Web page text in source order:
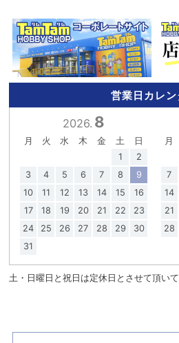
営業日カレン
2026. 8
月 火 水 木 金 土
日
1
2
3
4 5 6 7 8
9
10
11 12 13 14 15
16
17
18 19 20 21 22
23
24
25 26 27 28 29
30
31
月
7
14
21
28
土・日曜日と祝日は定休日とさせて頂いて